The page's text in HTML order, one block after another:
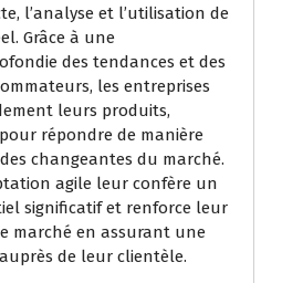
l’analyse et l’utilisation de
Grâce à une
des tendances et des
les entreprises
leurs produits,
répondre de manière
changeantes du marché.
agile leur confère un
significatif et renforce leur
marché en assurant une
de leur clientèle.